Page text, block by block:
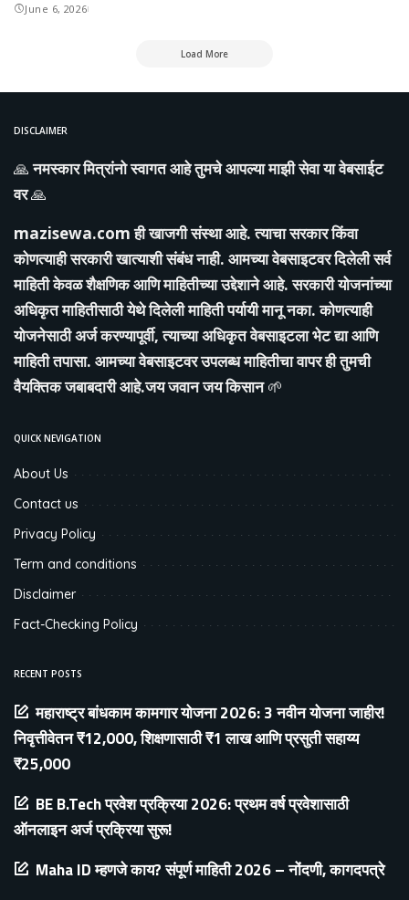
June 6, 2026
Load More
DISCLAIMER
🙏नमस्कार मित्रांनो स्वागत आहे तुमचे आपल्या माझी सेवा या वेबसाईट
वर🙏
mazisewa.comही खाजगी संस्था आहे. त्याचा सरकार किंवा
कोणत्याही सरकारी खात्याशी संबंध नाही. आमच्या वेबसाइटवर दिलेली सर्व
माहिती केवळ शैक्षणिक आणि माहितीच्या उद्देशाने आहे. सरकारी योजनांच्या
अधिकृत माहितीसाठी येथे दिलेली माहिती पर्यायी मानू नका. कोणत्याही
योजनेसाठी अर्ज करण्यापूर्वी, त्याच्या अधिकृत वेबसाइटला भेट द्या आणि
माहिती तपासा. आमच्या वेबसाइटवर उपलब्ध माहितीचा वापर ही तुमची
वैयक्तिक जबाबदारी आहे.जय जवान जय किसान🌱
QUICK NEVIGATION
About Us
Contact us
Privacy Policy
Term and conditions
Disclaimer
Fact-Checking Policy
RECENT POSTS
महाराष्ट्र बांधकाम कामगार योजना 2026: 3 नवीन योजना जाहीर!
निवृत्तीवेतन ₹12,000, शिक्षणासाठी ₹1 लाख आणि प्रसुती सहाय्य
₹25,000
BE B.Tech प्रवेश प्रक्रिया 2026: प्रथम वर्ष प्रवेशासाठी
ऑनलाइन अर्ज प्रक्रिया सुरू!
Maha ID म्हणजे काय? संपूर्ण माहिती 2026 – नोंदणी, कागदपत्रे